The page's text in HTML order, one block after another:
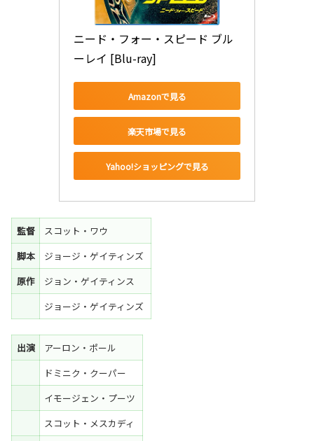
ニード・フォー・スピード ブル
ーレイ [Blu-ray]
Amazonで見る
楽天市場で見る
Yahoo!ショッピングで見る
監督
スコット・ワウ
脚本
ジョージ・ゲイティンズ
原作
ジョン・ゲイティンス
ジョージ・ゲイティンズ
出演
アーロン・ポール
ドミニク・クーパー
イモージェン・プーツ
スコット・メスカディ